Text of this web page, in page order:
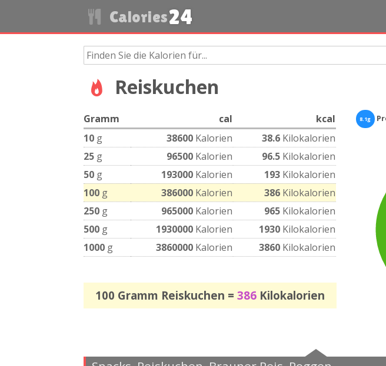
Calories24
Reiskuchen
Gramm cal
kcal
10 g 38600 Kalorien 38.6 Kilokalorien
25 g 96500 Kalorien 96.5 Kilokalorien
50 g 193000 Kalorien 193 Kilokalorien
100 g 386000 Kalorien 386 Kilokalorien
250 g 965000 Kalorien 965 Kilokalorien
500 g 1930000 Kalorien 1930 Kilokalorien
1000 g 3860000 Kalorien 3860 Kilokalorien
100 Gramm Reiskuchen = 386Kilokalorien
8.1g